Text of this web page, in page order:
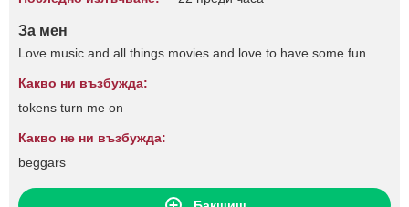
За мен
Love music and all things movies and love to have some fun
Какво ни възбужда:
tokens turn me on
Какво не ни възбужда:
beggars